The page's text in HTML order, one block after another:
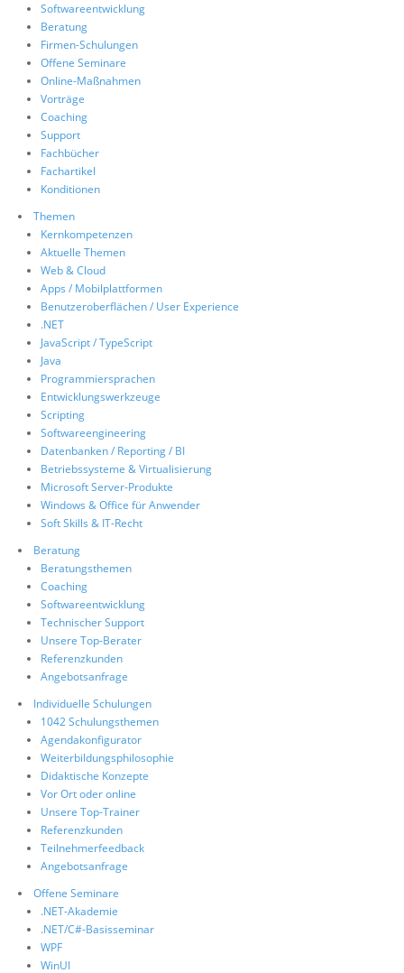
Über uns
Suche
Softwareentwicklung
Beratung
Firmen-Schulungen
Offene Seminare
Online-Maßnahmen
Vorträge
Coaching
Support
Fachbücher
Fachartikel
Konditionen
Themen
Kernkompetenzen
Aktuelle Themen
Web & Cloud
Apps / Mobilplattformen
Benutzeroberflächen / User Experience
.NET
JavaScript / TypeScript
Java
Programmiersprachen
Entwicklungswerkzeuge
Scripting
Softwareengineering
Datenbanken / Reporting / BI
Betriebssysteme & Virtualisierung
Microsoft Server-Produkte
Windows & Office für Anwender
Soft Skills & IT-Recht
Beratung
Beratungsthemen
Coaching
Softwareentwicklung
Technischer Support
Unsere Top-Berater
Referenzkunden
Angebotsanfrage
Individuelle Schulungen
1042 Schulungsthemen
Agendakonfigurator
Weiterbildungsphilosophie
Didaktische Konzepte
Vor Ort oder online
Unsere Top-Trainer
Referenzkunden
Teilnehmerfeedback
Angebotsanfrage
Offene Seminare
.NET-Akademie
.NET/C#-Basisseminar
WPF
WinUI